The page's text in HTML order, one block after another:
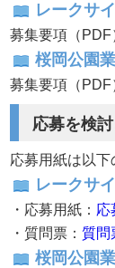
レークサ
募集要項（PDF
桜岡公園
募集要項（PDF
応募を検
応募用紙は以下
レークサ
・応募用紙： 応
・質問票： 質問
桜岡公園